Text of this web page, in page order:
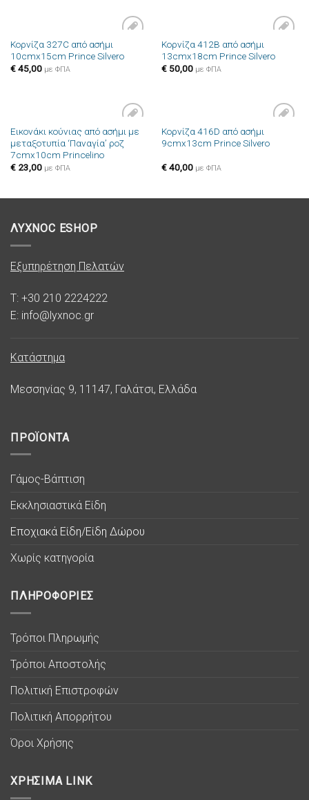
Πρόσθήκη
στην λίστα
Κορνίζα 327C από ασήμι
10cmx15cm Prince Silvero
€45,00 με ΦΠΑ
Πρόσθήκη
στην λίστα
Κορνίζα 412B από ασήμι
13cmx18cm Prince Silvero
€50,00 με ΦΠΑ
Πρόσθήκη
στην λίστα
επιθυμιών
Εικονάκι κούνιας από ασήμι με
μεταξοτυπία ‘Παναγία’ ροζ
7cmx10cm Princelino
€23,00 με ΦΠΑ
Πρόσθήκη
στην λίστα
Κορνίζα 416D από ασήμι
9cmx13cm Prince Silvero
€40,00 με ΦΠΑ
ΛΥΧΝΟC ESHOP
Εξυπηρέτηση Πελατών
T: +30 210 2224222
E: info@lyxnoc.gr
Κατάστημα
Μεσσηνίας 9, 11147, Γαλάτσι, Ελλάδα
ΠΡΟΪΟΝΤΑ
Γάμος-Βάπτιση
Εκκλησιαστικά Είδη
Εποχιακά Είδη/Είδη Δώρου
Χωρίς κατηγορία
ΠΛΗΡΟΦΟΡΙΕΣ
Τρόποι Πληρωμής
Τρόποι Αποστολής
Πολιτική Επιστροφών
Πολιτική Απορρήτου
Όροι Χρήσης
ΧΡΗΣΙΜΑ LINK